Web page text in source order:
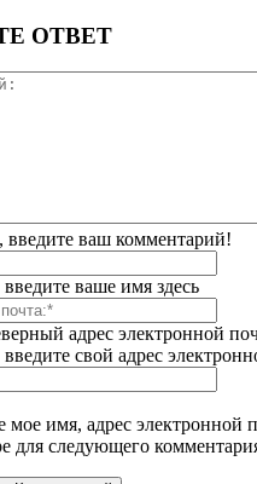
ОТВЕТ
введите ваш комментарий!
ваше имя здесь
адрес электронной
свой адрес
мое имя, адрес электронной
для следующего